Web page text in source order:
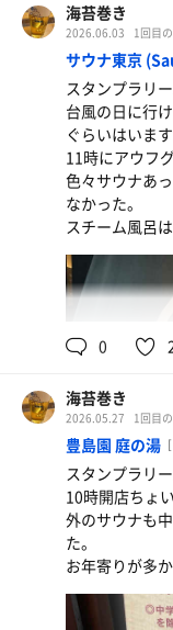
豚もやし中
海苔巻き
2026.06.03 1回目
サウナ東京
スタンプラリ
台風の日に行
ぐらいはいます
11時にアウフ
色々サウナあ
なかった。
スチーム風呂
0
海苔巻き
2026.05.27 1回目
豊島園 庭の湯
スタンプラリ
10時開店ちょ
外のサウナも
た。
お年寄りが多か